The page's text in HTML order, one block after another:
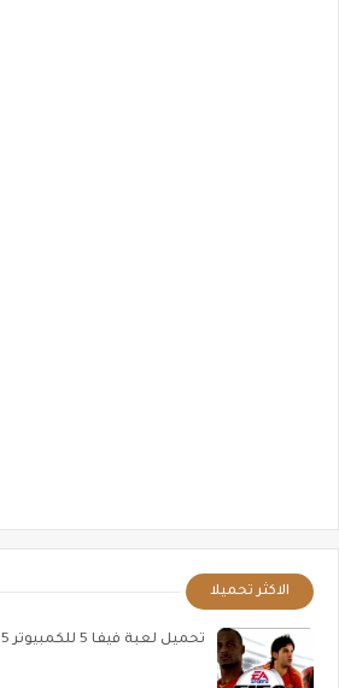
الاكثر تحميلا
تحميل لعبة فيفا 5 للكمبيوتر fifa 2005 بربط مباشر